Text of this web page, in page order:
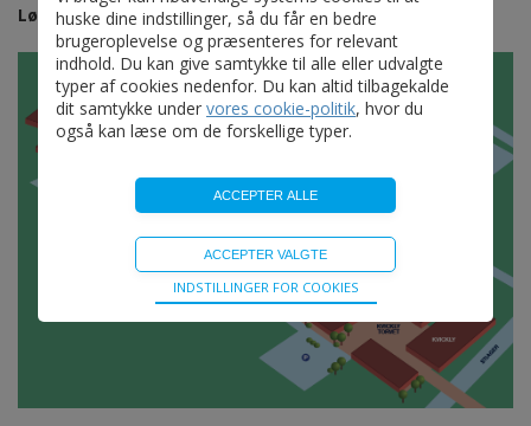
Lørdag og Søndag kl. 8.00-17.30
huske dine indstillinger, så du får en bedre
brugeroplevelse og præsenteres for relevant
indhold. Du kan give samtykke til alle eller udvalgte
typer af cookies nedenfor. Du kan altid tilbagekalde
dit samtykke under vores cookie-politik, hvor du
også kan læse om de forskellige typer.
Bliver brugt til at opretholde driften af websitet, uden
disse vil funktionalitet på websitet ikke fungere.
INDSTILLINGER FOR COOKIES